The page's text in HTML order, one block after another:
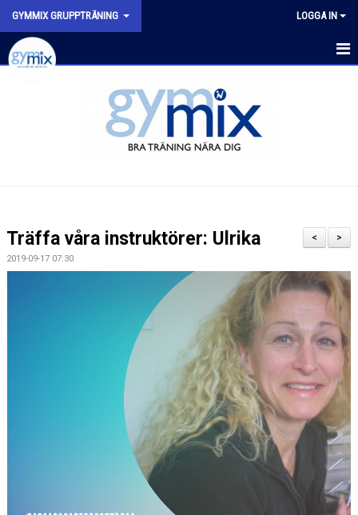
GYMMIX GRUPPTRÄNING LOGGA IN
>
<
Träffa våra instruktörer: Ulrika
2019-09-17 07:30